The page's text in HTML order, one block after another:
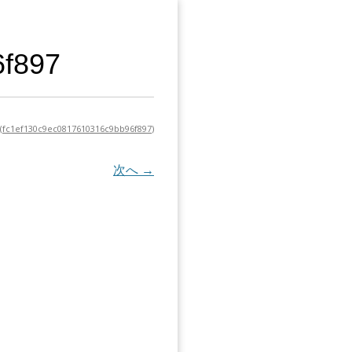
fc1ef130c9ec0817610316c9bb96f897)
次へ →